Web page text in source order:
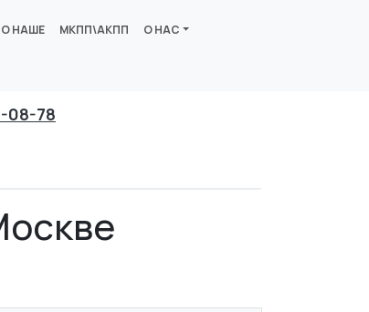
НАШЕ МКПП\АКПП
О НАС
08-78